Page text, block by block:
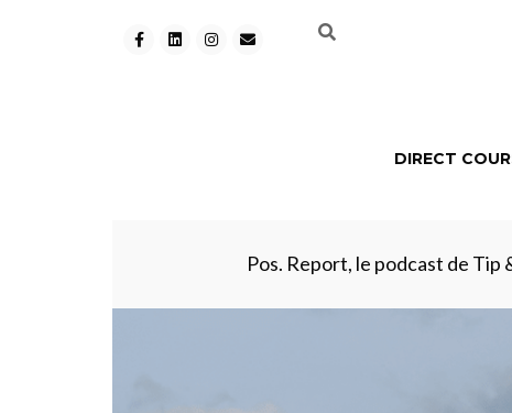
DIRECT
Pos. Report, le podcast de Tip